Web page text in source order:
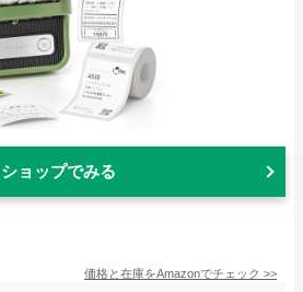
ショップでみる
価格と在庫をAmazonでチェック >>